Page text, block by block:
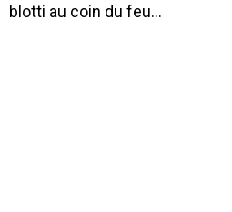
blotti au coin du feu…